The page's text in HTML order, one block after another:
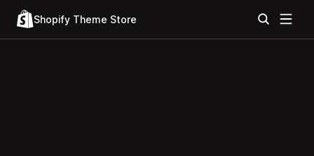
Shopify Theme Store